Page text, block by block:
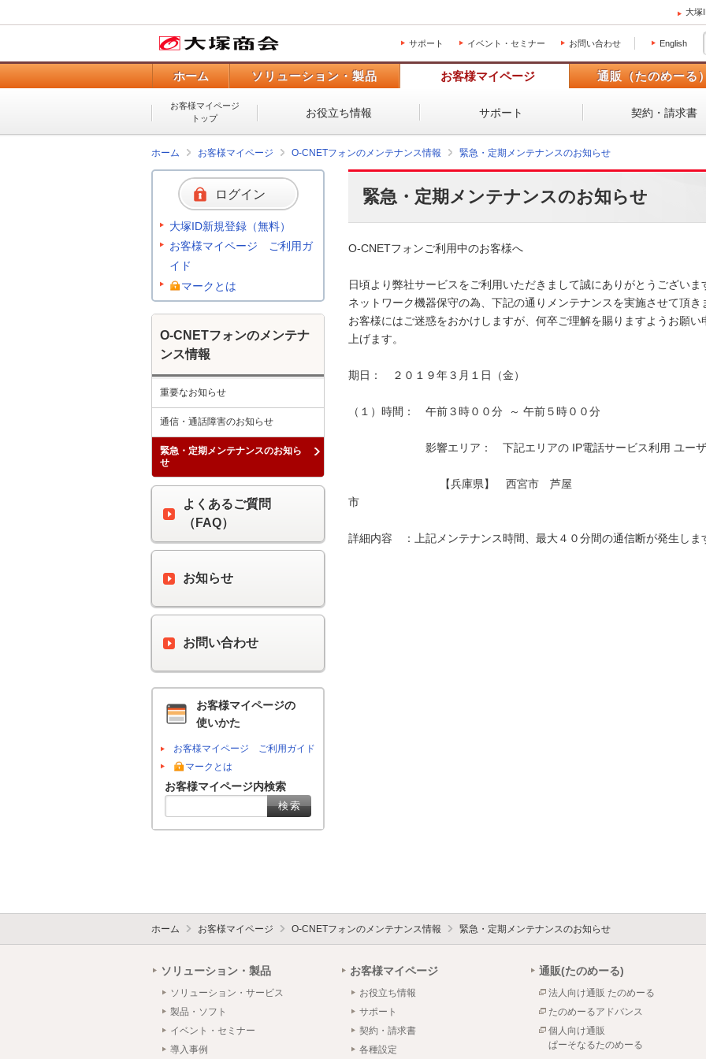
大塚
サポート イベント・セミナー お問い合わせ English
ホーム ソリューション・製品 お客様マイページ 通販（たのめーる）
お客様マイページ
トップ
お役立ち情報 サポート 契約・請求書
ホーム お客様マイページ O-CNETフォンのメンテナンス情報 緊急・定期メンテナンスのお知らせ
緊急・定期メンテナンスのお知らせ
O-CNETフォンご利用中のお客様へ
日頃より弊社サービスをご利用いただきまして誠にありがとうございま
ネットワーク機器保守の為、下記の通りメンテナンスを実施させて頂き
お客様にはご迷惑をおかけしますが、何卒ご理解を賜りますようお願い
上げます。
期日：　２０１９年３月１日（金）
（１）時間：　午前３時００分  ～ 午前５時００分
影響エリア：　下記エリアの IP電話サービス利用 ユー
【兵庫県】　西宮市　芦屋
詳細内容　：上記メンテナンス時間、最大４０分間の通信断が発生しま
ログイン
大塚ID新規登録（無料）
お客様マイページ ご利用ガ
イド
マークとは
O-CNETフォンのメンテナ
ンス情報
重要なお知らせ
通信・通話障害のお知らせ
緊急・定期メンテナンスのお知ら
せ
よくあるご質問
（FAQ）
お知らせ
お問い合わせ
お客様マイページの
使いかた
お客様マイページ ご利用ガイド
マークとは
お客様マイページ内検索
ホーム お客様マイページ O-CNETフォンのメンテナンス情報 緊急・定期メンテナンスのお知らせ
ソリューション・製品
ソリューション・サービス
製品・ソフト
イベント・セミナー
導入事例
お客様マイページ
お役立ち情報
サポート
契約・請求書
各種設定
通販(たのめーる)
法人向け通販 たのめーる
たのめーるアドバンス
個人向け通販
ぱーそなるたのめーる